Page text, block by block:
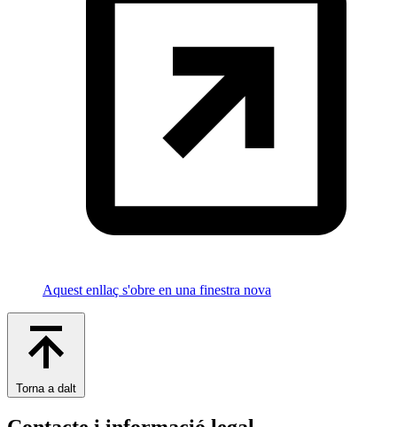
Aquest enllaç s'obre en una finestra nova
Torna a dalt